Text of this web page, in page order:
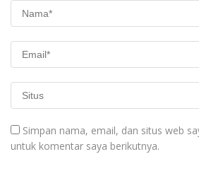
Simpan nama, email, dan situs web
untuk komentar saya berikutnya.